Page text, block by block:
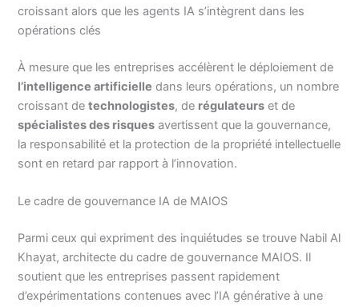
croissant alors que les agents IA s’intègrent dans les
opérations clés
À mesure que les entreprises accélèrent le déploiement de
l’intelligence artificielle dans leurs opérations, un nombre
croissant detechnologistes, de régulateurs et de
spécialistes des risques avertissent que la gouvernance,
la responsabilité et la protection de la propriété intellectuelle
sont en retard par rapport à l’innovation.
Le cadre de gouvernance IA de MAIOS
Parmi ceux qui expriment des inquiétudes se trouve Nabil Al
Khayat, architecte du cadre de gouvernance MAIOS. Il
soutient que les entreprises passent rapidement
d’expérimentations contenues avec l’IA générative à une